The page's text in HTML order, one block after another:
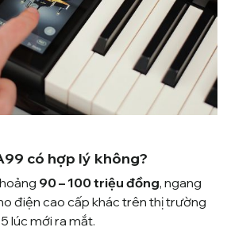
có hợp lý không?
90 – 100 triệu đồng, ngang
điện cao cấp khác trên thị trường
lúc mới ra mắt.